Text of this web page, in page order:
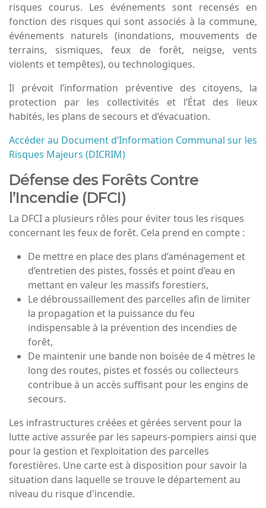
risques courus. Les événements sont recensés en
fonction des risques qui sont associés à la commune,
événements naturels (inondations, mouvements de
terrains, sismiques, feux de forêt, neigse, vents
violents et tempêtes), ou technologiques.
Il prévoit l’information préventive des citoyens, la
protection par les collectivités et l’État des lieux
habités, les plans de secours et d’évacuation.
Accéder au Document d’Information Communal sur les
Risques Majeurs (DICRIM)
Défense des Forêts Contre
l’Incendie (DFCI)
La DFCI a plusieurs rôles pour éviter tous les risques
concernant les feux de forêt. Cela prend en compte :
De mettre en place des plans d’aménagement et
d’entretien des pistes, fossés et point d’eau en
mettant en valeur les massifs forestiers,
Le débroussaillement des parcelles afin de limiter
la propagation et la puissance du feu
indispensable à la prévention des incendies de
forêt,
De maintenir une bande non boisée de 4 mètres le
long des routes, pistes et fossés ou collecteurs
contribue à un accès suffisant pour les engins de
secours.
Les infrastructures créées et gérées servent pour la
lutte active assurée par les sapeurs-pompiers ainsi que
pour la gestion et l’exploitation des parcelles
forestières. Une carte est à disposition pour savoir la
situation dans laquelle se trouve le département au
niveau du risque d'incendie.